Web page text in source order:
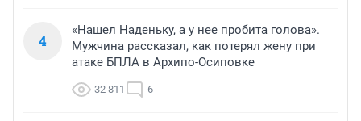
4
«Нашел Наденьку, а у нее пробита голова».
Мужчина рассказал, как потерял жену при
атаке БПЛА в Архипо-Осиповке
32 811 6